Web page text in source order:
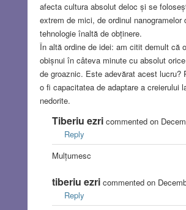
afecta cultura absolut deloc și se
extrem de mici, de ordinul nanogramelor
tehnologie înaltă de obținere.
În altă ordine de idei: am citit demult că
obișnui în câteva minute cu absolut
de groaznic. Este adevărat acest lucru?
o fi capacitatea de adaptare a creierului
nedorite.
Tiberiu ezricommented on
Reply
Mulțumesc
tiberiu ezricommented on
Reply